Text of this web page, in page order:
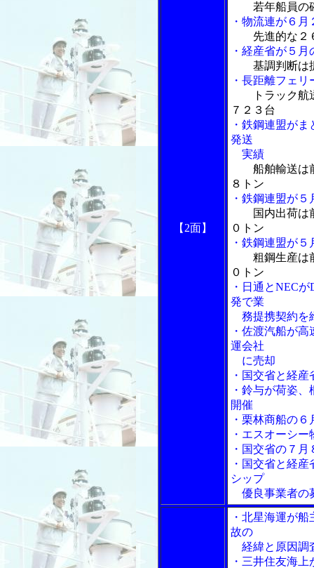
【2面】
若年船員の
・物流連が６
先進的な２
・経産省が５
基調判断は
・長距離フェ
トラック
７２３台
・鉄鋼連盟が
発送
実績
船舶輸送は
８トン
・鉄鋼連盟が
国内出荷は
０トン
・鉄鋼連盟が
粗鋼生産は
０トン
・日通とNEC
発で業
務提携契約を
・佐渡汽船が
運会社
に売却
・国交省と経
・鈴与が荷姿
開催
・栗林商船の
・エスオーシ
・国交省の７
・国交省と経
シップ
優良事業者の
・北星海運が
故の
経緯と原因調
・三井住友海